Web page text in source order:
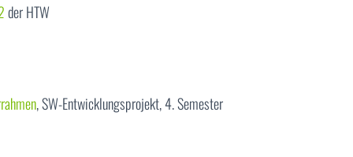
der HTW
, SW-Entwicklungsprojekt, 4. Semester